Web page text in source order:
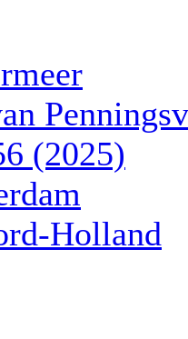
(2025)
Holland